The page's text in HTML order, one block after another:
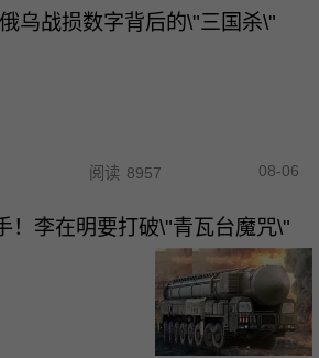
乌战损数字背后的\"三国杀\"
阅读 8957 08-06
！李在明要打破\"青瓦台魔咒\"